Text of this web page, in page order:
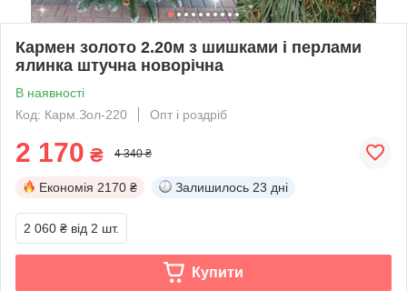
Кармен золото 2.20м з шишками і перлами
ялинка штучна новорічна
В наявності
Код: Карм.Зол-220
Опт і роздріб
2 170 ₴ 4 340 ₴
Економія 2170 ₴ Залишилось 23 дні
2 060 ₴ від 2 шт.
Купити